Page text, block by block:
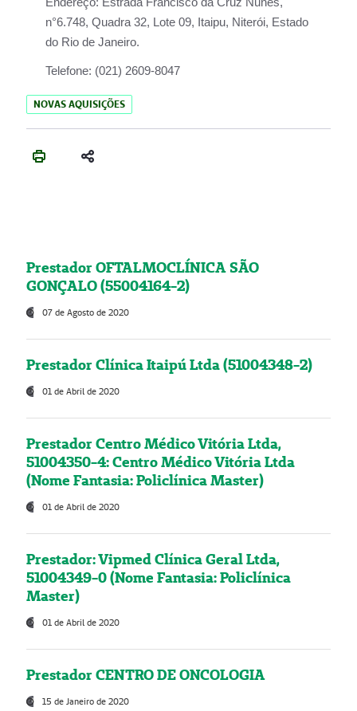
Endereço: Estrada Francisco da Cruz Nunes,
n°6.748, Quadra 32, Lote 09, Itaipu, Niterói, Estado
do Rio de Janeiro.
Telefone: (021) 2609-8047
NOVAS AQUISIÇÕES
Prestador OFTALMOCLÍNICA SÃO
GONÇALO (55004164-2)
07 de Agosto de 2020
Prestador Clínica Itaipú Ltda (51004348-2)
01 de Abril de 2020
Prestador Centro Médico Vitória Ltda,
51004350-4: Centro Médico Vitória Ltda
(Nome Fantasia: Policlínica Master)
01 de Abril de 2020
Prestador: Vipmed Clínica Geral Ltda,
51004349-0 (Nome Fantasia: Policlínica
Master)
01 de Abril de 2020
Prestador CENTRO DE ONCOLOGIA
15 de Janeiro de 2020